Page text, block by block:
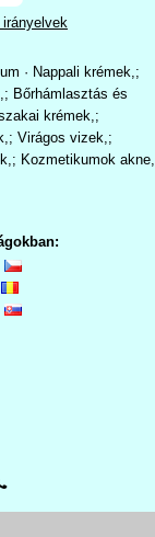
· Nappali krémek,;
Bőrhámlasztás és
krémek,;
Virágos vizek,;
Kozmetikumok akne,